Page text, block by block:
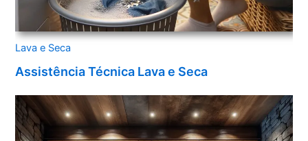
Lava e Seca
Assistência Técnica Lava e Seca